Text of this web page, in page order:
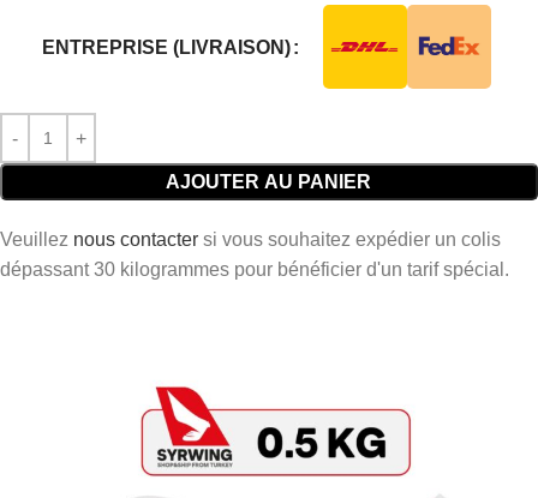
ENTREPRISE (LIVRAISON)
AJOUTER AU PANIER
Veuillez nous contacter si vous souhaitez expédier un colis
dépassant 30 kilogrammes pour bénéficier d'un tarif spécial.